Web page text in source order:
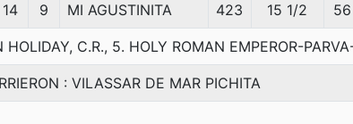
14 9 MI AGUSTINITA 423 15 1/2 56
HOLIDAY, C.R., 5. HOLY ROMAN EMPEROR-
: VILASSAR DE MAR PICHITA